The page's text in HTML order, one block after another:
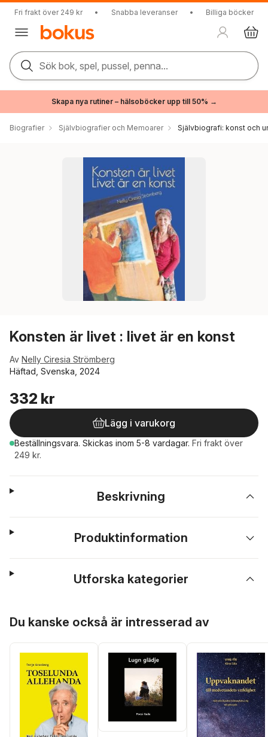
Fri frakt över 249 kr • Snabba leveranser • Billiga böcker
Sök bok, spel, pussel, penna...
Skapa nya rutiner – hälsoböcker upp till 50% →
Biografier Självbiografier och Memoarer Självbiografi: konst och
Konsten är livet : livet är en konst
Av Nelly Ciresia Strömberg
Häftad, Svenska, 2024
332 kr
Lägg i varukorg
Beställningsvara. Skickas inom 5-8 vardagar. Fri frakt över
249 kr.
Beskrivning
Produktinformation
Utforska kategorier
Du kanske också är intresserad av